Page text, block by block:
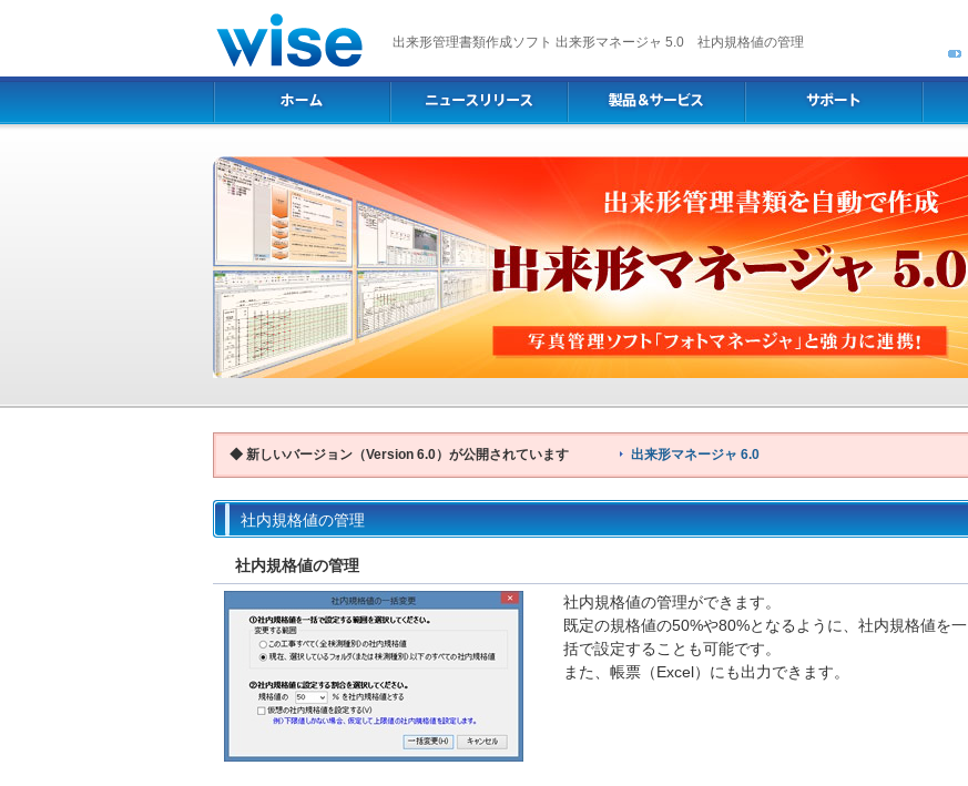
出来形管理書類作成ソフト 出来形マネージャ 5.0 社内規格値の管理
◆ 新しいバージョン（Version 6.0）が公開されています 出来形マネージャ 6.0
社内規格値の管理
社内規格値の管理
社内規格値の管理ができます。
既定の規格値の50%や80%となるように、社内規格値を一
括で設定することも可能です。
また、帳票（Excel）にも出力できます。